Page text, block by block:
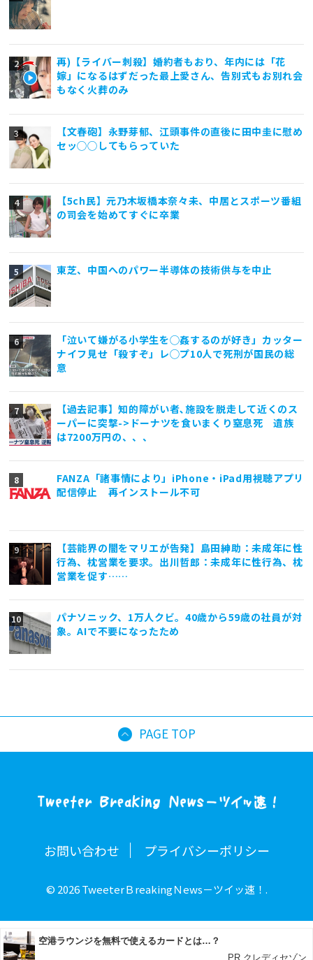
再)【ライバー刺殺】婚約者もおり、年内には「花
嫁」になるはずだった最上愛さん、告別式もお別れ会
もなく火葬のみ
【文春砲】永野芽郁、江頭事件の直後に田中圭に慰め
セッ◯◯してもらっていた
【5ch民】元乃木坂橋本奈々未、中居とスポーツ番組
の司会を始めてすぐに卒業
東芝、中国へのパワー半導体の技術供与を中止
「泣いて嫌がる小学生を◯姦するのが好き」カッター
ナイフ見せ「殺すぞ」レ◯プ10人で死刑が国民の総
意
【過去記事】知的障がい者､施設を脱走して近くのス
ーパーに突撃->ドーナツを食いまくり窒息死 遺族
は7200万円の、、、
FANZA「諸事情により」iPhone・iPad用視聴アプリ
配信停止 再インストール不可
【芸能界の闇をマリエが告発】島田紳助：未成年に性
行為、枕営業を要求。出川哲郎：未成年に性行為、枕
営業を促す……
パナソニック、1万人クビ。40歳から59歳の社員が対
象。AIで不要になったため
PAGE TOP
お問い合わせ プライバシーポリシー
© 2026 TweeterＢreakingＮews－ツイッ速！.